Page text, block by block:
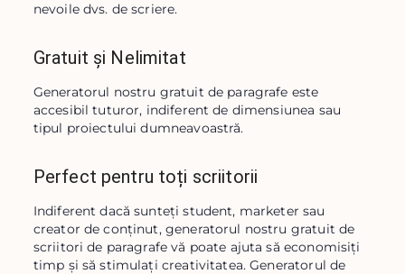
nevoile dvs. de scriere.
Gratuit și Nelimitat
Generatorul nostru gratuit de paragrafe este
accesibil tuturor, indiferent de dimensiunea sau
tipul proiectului dumneavoastră.
Perfect pentru toți scriitorii
Indiferent dacă sunteți student, marketer sau
creator de conținut, generatorul nostru gratuit de
scriitori de paragrafe vă poate ajuta să economisiți
timp și să stimulați creativitatea. Generatorul de